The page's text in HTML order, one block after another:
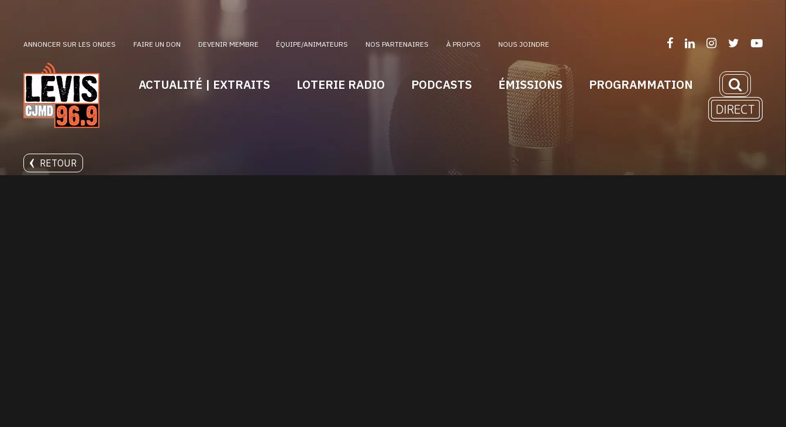
ANNONCER SUR LES ONDES FAIRE UN DON DEVENIR MEMBRE ÉQUIPE/ANIMATEURS NOS PARTENAIRES À PROPOS NOUS JOINDRE
ACTUALITÉ | EXTRAITS LOTERIE RADIO PODCASTS ÉMISSIONS PROGRAMMATION
RETOUR